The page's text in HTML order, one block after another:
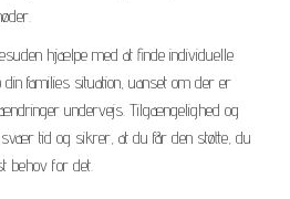
hjælpe med at finde individuelle
families situation, uanset om der er
undervejs. Tilgængelighed og
tid og sikrer, at du får den støtte, du
behov for det.